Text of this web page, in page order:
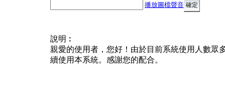
播放圖檔聲音
說明︰
親愛的使用者，您好！由於目前系統使用人數眾
續使用本系統。感謝您的配合。